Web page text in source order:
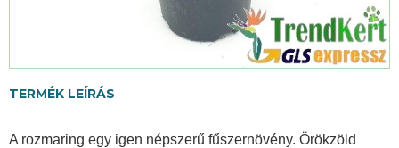
TERMÉK LEÍRÁS
A rozmaring egy igen népszerű fűszernövény. Örökzöld